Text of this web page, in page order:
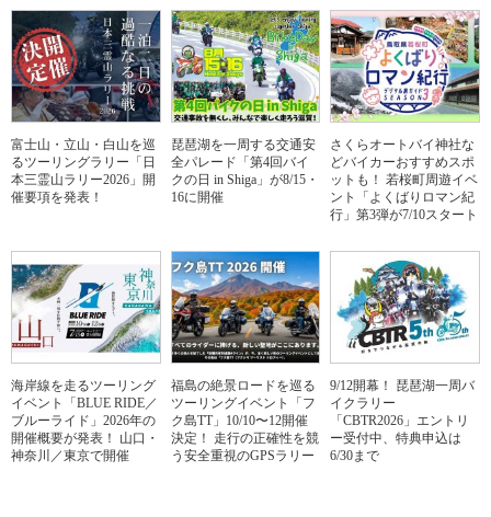
富士山・立山・白山を巡
るツーリングラリー「日
本三霊山ラリー2026」開
催要項を発表！
琵琶湖を一周する交通安
全パレード「第4回バイ
クの日 in Shiga」が8/15・
16に開催
さくらオートバイ神社な
どバイカーおすすめスポ
ットも！ 若桜町周遊イベ
ント「よくばりロマン紀
行」第3弾が7/10スタート
海岸線を走るツーリング
イベント「BLUE RIDE／
ブルーライド」2026年の
開催概要が発表！ 山口・
神奈川／東京で開催
福島の絶景ロードを巡る
ツーリングイベント「フ
ク島TT」10/10〜12開催
決定！ 走行の正確性を競
う安全重視のGPSラリー
9/12開幕！ 琵琶湖一周バ
イクラリー
「CBTR2026」エントリ
ー受付中、特典申込は
6/30まで